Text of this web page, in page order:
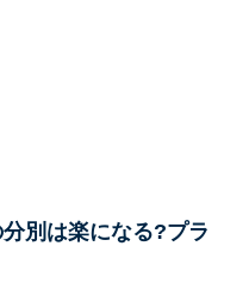
別は楽になる?プラ